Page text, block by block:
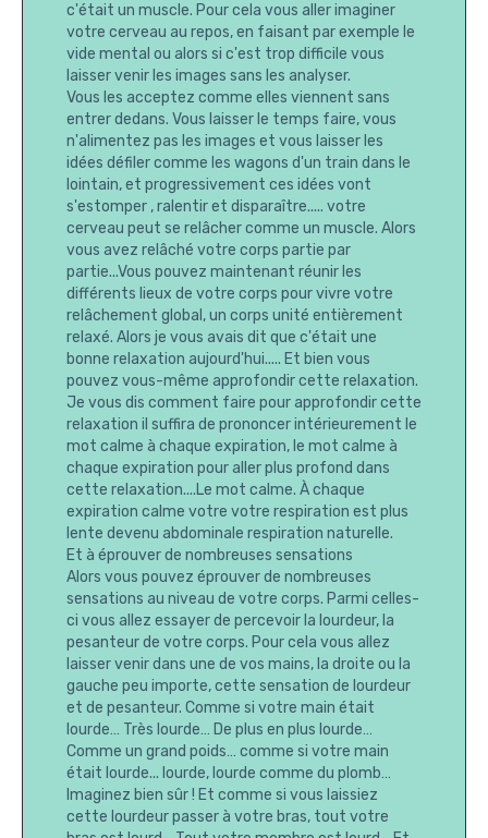
c'était un muscle. Pour cela vous aller imaginer
votre cerveau au repos, en faisant par exemple le
vide mental ou alors si c'est trop difficile vous
laisser venir les images sans les analyser.
Vous les acceptez comme elles viennent sans
entrer dedans. Vous laisser le temps faire, vous
n'alimentez pas les images et vous laisser les
idées défiler comme les wagons d'un train dans le
lointain, et progressivement ces idées vont
s'estomper , ralentir et disparaître..... votre
cerveau peut se relâcher comme un muscle. Alors
vous avez relâché votre corps partie par
partie...Vous pouvez maintenant réunir les
différents lieux de votre corps pour vivre votre
relâchement global, un corps unité entièrement
relaxé. Alors je vous avais dit que c'était une
bonne relaxation aujourd'hui..... Et bien vous
pouvez vous-même approfondir cette relaxation.
Je vous dis comment faire pour approfondir cette
relaxation il suffira de prononcer intérieurement le
mot calme à chaque expiration, le mot calme à
chaque expiration pour aller plus profond dans
cette relaxation....Le mot calme. À chaque
expiration calme votre votre respiration est plus
lente devenu abdominale respiration naturelle.
Et à éprouver de nombreuses sensations
Alors vous pouvez éprouver de nombreuses
sensations au niveau de votre corps. Parmi celles-
ci vous allez essayer de percevoir la lourdeur, la
pesanteur de votre corps. Pour cela vous allez
laisser venir dans une de vos mains, la droite ou la
gauche peu importe, cette sensation de lourdeur
et de pesanteur. Comme si votre main était
lourde… Très lourde… De plus en plus lourde…
Comme un grand poids… comme si votre main
était lourde... lourde, lourde comme du plomb…
Imaginez bien sûr ! Et comme si vous laissiez
cette lourdeur passer à votre bras, tout votre